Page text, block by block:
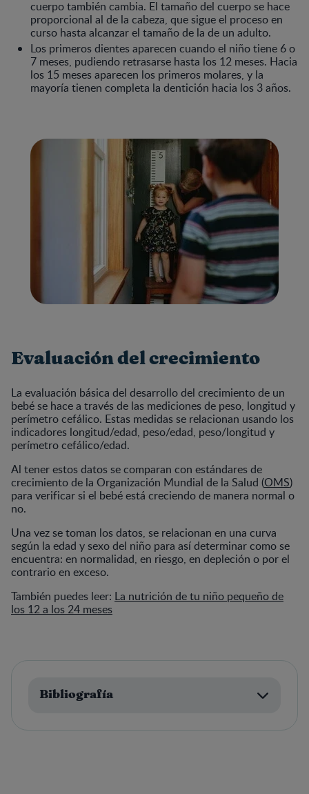
cuerpo también cambia. El tamaño del cuerpo se hace
proporcional al de la cabeza, que sigue el proceso en
curso hasta alcanzar el tamaño de la de un adulto.
Los primeros dientes aparecen cuando el niño tiene 6 o
7 meses, pudiendo retrasarse hasta los 12 meses. Hacia
los 15 meses aparecen los primeros molares, y la
mayoría tienen completa la dentición hacia los 3 años.
Evaluación del crecimiento
La evaluación básica del desarrollo del crecimiento de un
bebé se hace a través de las mediciones de peso, longitud y
perímetro cefálico. Estas medidas se relacionan usando los
indicadores longitud/edad, peso/edad, peso/longitud y
perímetro cefálico/edad.
Al tener estos datos se comparan con estándares de
crecimiento de la Organización Mundial de la Salud (OMS)
para verificar si el bebé está creciendo de manera normal o
no.
Una vez se toman los datos, se relacionan en una curva
según la edad y sexo del niño para así determinar como se
encuentra: en normalidad, en riesgo, en depleción o por el
contrario en exceso.
También puedes leer: La nutrición de tu niño pequeño de
los 12 a los 24 meses
Bibliografía